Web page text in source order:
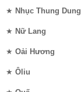
★ Nhục Thung Dung
★ Nữ Lang
★ Oải Hương
★ Ôliu